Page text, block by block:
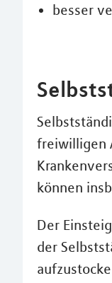
besser
freiwilligen
können
Der
der